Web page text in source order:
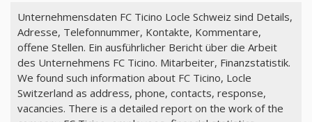
Unternehmensdaten FC Ticino Locle Schweiz sind Details,
Adresse, Telefonnummer, Kontakte, Kommentare,
offene Stellen. Ein ausführlicher Bericht über die Arbeit
des Unternehmens FC Ticino. Mitarbeiter, Finanzstatistik.
We found such information about FC Ticino, Locle
Switzerland as address, phone, contacts, response,
vacancies. There is a detailed report on the work of the